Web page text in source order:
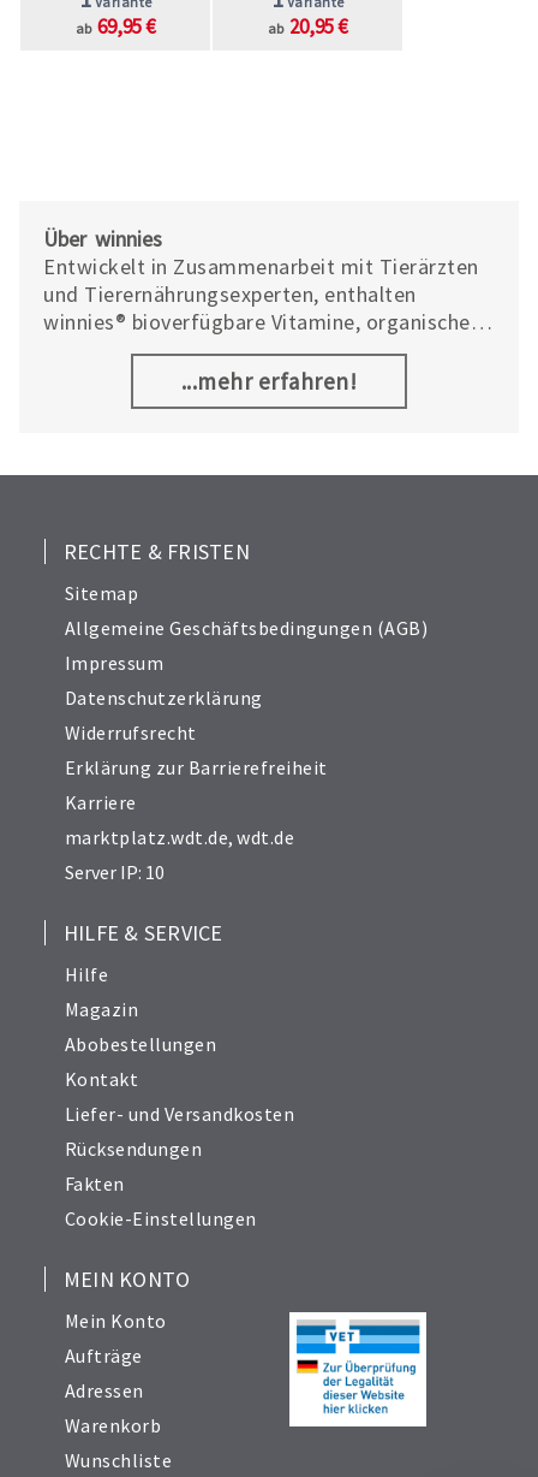
ab 69,95 €
ab 20,95 €
Über winnies
Entwickelt in Zusammenarbeit mit Tierärzten
und Tierernährungsexperten, enthalten
winnies® bioverfügbare Vitamine, organische
Mineralstoffe und Spurenelemente. Das
schonende Herstellungsverfahren bewahrt die
wertvollen Inhaltsstoffe und sichert die
...mehr erfahren!
RECHTE & FRISTEN
Sitemap
Allgemeine Geschäftsbedingungen (AGB)
Impressum
Datenschutzerklärung
Widerrufsrecht
Erklärung zur Barrierefreiheit
Karriere
marktplatz.wdt.de,wdt.de
Server IP: 10
HILFE & SERVICE
Hilfe
Magazin
Abobestellungen
Kontakt
Liefer- und Versandkosten
Rücksendungen
Fakten
Cookie-Einstellungen
MEIN KONTO
Mein Konto
Aufträge
Adressen
Warenkorb
Wunschliste